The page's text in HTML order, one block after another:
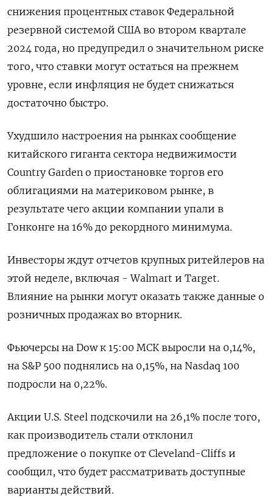
снижения процентных ставок Федеральной
резервной системой США во втором квартале
2024 года, но предупредил о значительном риске
того, что ставки могут остаться на прежнем
уровне, если инфляция не будет снижаться
достаточно быстро.
Ухудшило настроения на рынках сообщение
китайского гиганта сектора недвижимости
Country Garden о приостановке торгов его
облигациями на материковом рынке, в
результате чего акции компании упали в
Гонконге на 16% до рекордного минимума.
Инвесторы ждут отчетов крупных ритейлеров на
этой неделе, включая - Walmart и Target.
Влияние на рынки могут оказать также данные о
розничных продажах во вторник.
Фьючерсы на Dow к 15:00 МСК выросли на 0,14%,
на S&P 500 поднялись на 0,15%, на Nasdaq 100
подросли на 0,22%.
Акции U.S. Steel подскочили на 26,1% после того,
как производитель стали отклонил
предложение о покупке от Cleveland-Cliffs и
сообщил, что будет рассматривать доступные
варианты действий.